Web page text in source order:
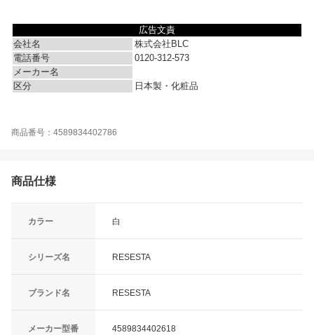
広告文責
会社名
株式会社BLC
電話番号
0120-312-573
メーカー名
区分
日本製・化粧品
商品番号：4589834402786
商品仕様
カラー 白
シリーズ名 RESESTA
ブランド名 RESESTA
メーカー型番 4589834402618